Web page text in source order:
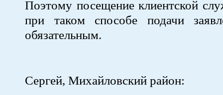
Поэтому посещение клиентской
при таком способе подачи
обязательным.
Сергей, Михайловский район: